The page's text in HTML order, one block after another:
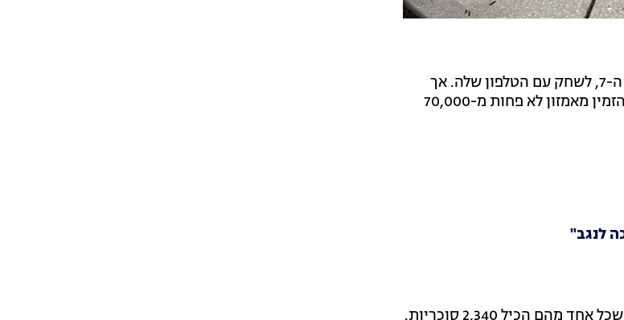
קנטקי: הולי לפייברס, אם חד הורית מלקסינגטון, אפשרה לבנה, ליאם בן ה-7, לשחק עם הטלפון שלה. אך
במקום לשחק או לצפות בסרטונים, ליאם השתמש בטלפון של אימו כדי להזמין מאמזון לא פחות מ-70,000
הולי גילתה על כך רק לאחר שהמשלוח הגיע לביתה – 30 ארגזים עצומים שכל אחד מהם הכיל 2,340 סוכריות.